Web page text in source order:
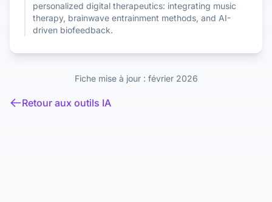
personalized digital therapeutics: integrating music
therapy, brainwave entrainment methods, and AI-
driven biofeedback.
Fiche mise à jour : février 2026
Retour aux outils IA